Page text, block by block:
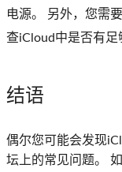
电源。 另外，您需
查iCloud中是否有足
结语
偶尔您可能会发现
坛上的常见问题。